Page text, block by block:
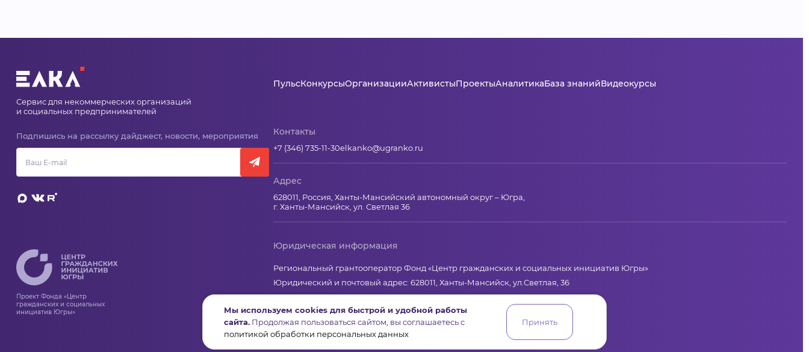
Сервис для некоммерческих организаций
и социальных предпринимателей
Подпишись на рассылку дайджест, новости, мероприятия
Проект Фонда «Центр
гражданских и социальных
инициатив Югры»
ПульсКонкурсыОрганизацииАктивистыПроектыАналитикаБаза знанийВидеокурсы
Контакты
+7 (346) 735-11-30elkanko@ugranko.ru
Адрес
628011, Россия, Ханты-Мансийский автономный округ – Югра,
г. Ханты-Мансийск, ул. Светлая 36
Юридическая информация
Региональный грантооператор Фонд «Центр гражданских и социальных инициатив Югры»
Юридический и почтовый адрес: 628011, Ханты-Мансийск, ул.Светлая, 36
ИНН 8601065590, КПП 860101001
ОГРН 1178600001645 от 14 ноября 2017 г.
Мы используем cookies для быстрой и удобной работы
сайта. Продолжая пользоваться сайтом, вы соглашаетесь с
политикой обработки персональных данных
Принять